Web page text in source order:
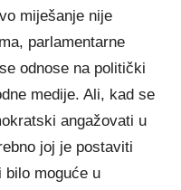
miješanje nije
parlamentarne
odnose na politički
medije. Ali, kad se
angažovati u
joj je postaviti
bilo moguće u